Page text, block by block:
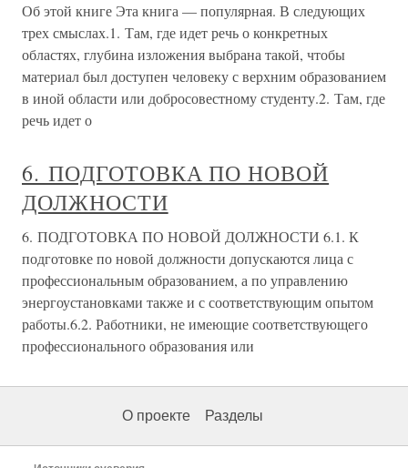
Об этой книге Эта книга — популярная. В следующих
трех смыслах.1. Там, где идет речь о конкретных
областях, глубина изложения выбрана такой, чтобы
материал был доступен человеку с верхним образованием
в иной области или добросовестному студенту.2. Там, где
речь идет о
6. ПОДГОТОВКА ПО НОВОЙ
ДОЛЖНОСТИ
6. ПОДГОТОВКА ПО НОВОЙ ДОЛЖНОСТИ 6.1. К
подготовке по новой должности допускаются лица с
профессиональным образованием, а по управлению
энергоустановками также и с соответствующим опытом
работы.6.2. Работники, не имеющие соответствующего
профессионального образования или
О проекте Разделы